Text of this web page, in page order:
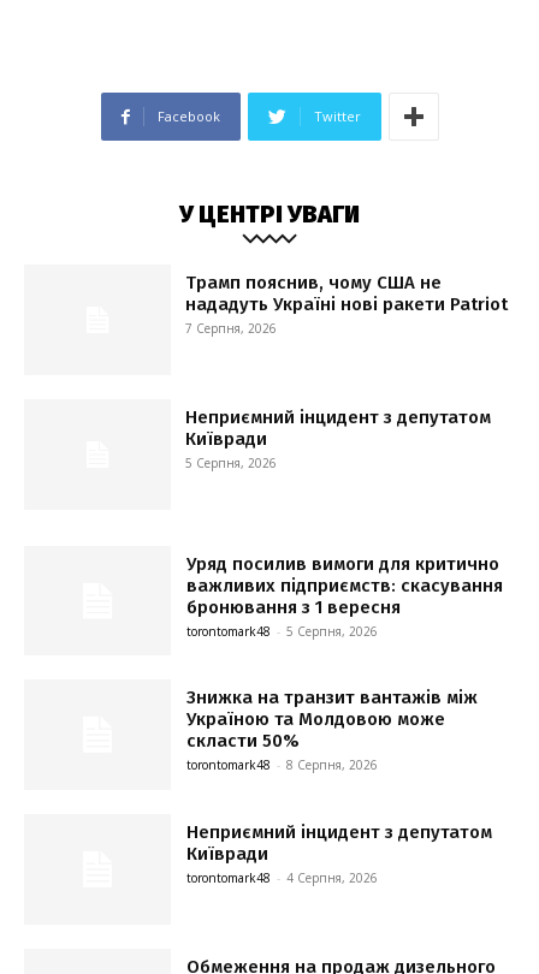
Facebook Twitter
У ЦЕНТРІ УВАГИ
Трамп пояснив, чому США не
нададуть Україні нові ракети Patriot
7 Серпня, 2026
Неприємний інцидент з депутатом
Київради
5 Серпня, 2026
Уряд посилив вимоги для критично
важливих підприємств: скасування
бронювання з 1 вересня
torontomark48 - 5 Серпня, 2026
Знижка на транзит вантажів між
Україною та Молдовою може
скласти 50%
torontomark48 - 8 Серпня, 2026
Неприємний інцидент з депутатом
Київради
torontomark48 - 4 Серпня, 2026
Обмеження на продаж дизельного